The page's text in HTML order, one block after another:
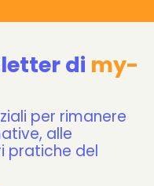
di my-
per rimanere
alle
pratiche del